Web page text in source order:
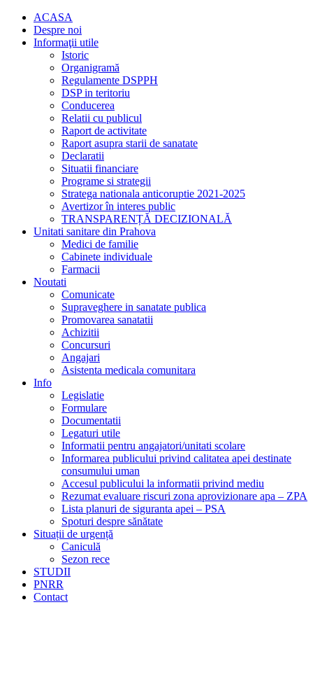
ACASA
Despre noi
Informaţii utile
Istoric
Organigramă
Regulamente DSPPH
DSP in teritoriu
Conducerea
Relatii cu publicul
Raport de activitate
Raport asupra starii de sanatate
Declaratii
Situatii financiare
Programe si strategii
Stratega nationala anticoruptie 2021-2025
Avertizor în interes public
TRANSPARENȚĂ DECIZIONALĂ
Unitati sanitare din Prahova
Medici de familie
Cabinete individuale
Farmacii
Noutati
Comunicate
Supraveghere in sanatate publica
Promovarea sanatatii
Achizitii
Concursuri
Angajari
Asistenta medicala comunitara
Info
Legislatie
Formulare
Documentatii
Legaturi utile
Informatii pentru angajatori/unitati scolare
Informarea publicului privind calitatea apei destinate
consumului uman
Accesul publicului la informatii privind mediu
Rezumat evaluare riscuri zona aprovizionare apa – ZPA
Lista planuri de siguranta apei – PSA
Spoturi despre sănătate
Situații de urgență
Caniculă
Sezon rece
STUDII
PNRR
Contact